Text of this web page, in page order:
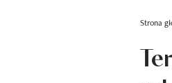
Strona